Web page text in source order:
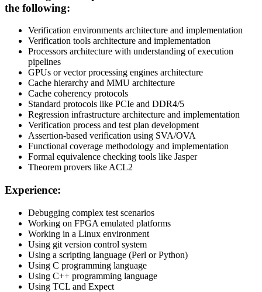
the following:
Verification environments architecture and implementation
Verification tools architecture and implementation
Processors architecture with understanding of execution
pipelines
GPUs or vector processing engines architecture
Cache hierarchy and MMU architecture
Cache coherency protocols
Standard protocols like PCIe and DDR4/5
Regression infrastructure architecture and implementation
Verification process and test plan development
Assertion-based verification using SVA/OVA
Functional coverage methodology and implementation
Formal equivalence checking tools like Jasper
Theorem provers like ACL2
Experience:
Debugging complex test scenarios
Working on FPGA emulated platforms
Working in a Linux environment
Using git version control system
Using a scripting language (Perl or Python)
Using C programming language
Using C++ programming language
Using TCL and Expect